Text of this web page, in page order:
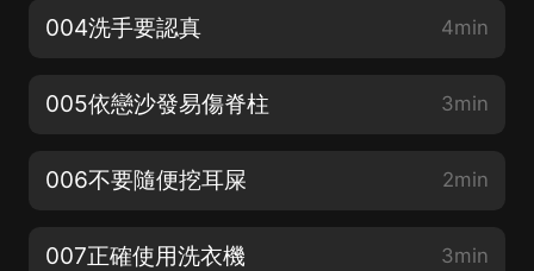
004洗手要認真 4min
005依戀沙發易傷脊柱 3min
006不要隨便挖耳屎 2min
007正確使用洗衣機 3min